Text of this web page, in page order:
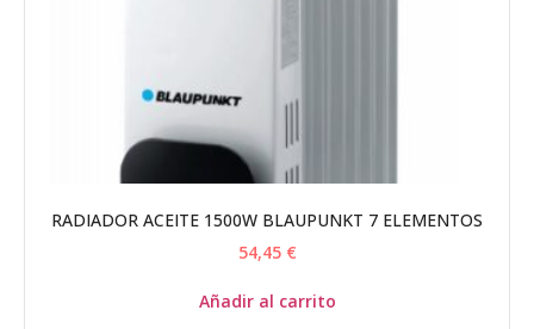
RADIADOR ACEITE 1500W BLAUPUNKT 7 ELEMENTOS
54,45 €
Añadir al carrito